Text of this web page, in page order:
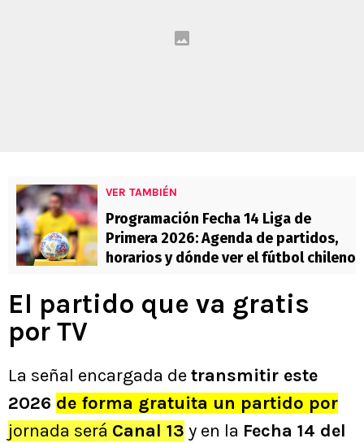
VER TAMBIÉN
Programación Fecha 14 Liga de
Primera 2026: Agenda de partidos,
horarios y dónde ver el fútbol chileno
El partido que va gratis
por TV
La señal encargada detransmitir este
2026 de forma gratuita un partido por
jornada será Canal 13 y en la Fecha 14 del